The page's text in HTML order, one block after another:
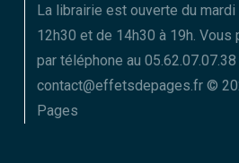
La librairie est ouverte du
12h30 et de 14h30 à 19h. Vous
par téléphone au
contact@effetsdepages.fr ©
Pages